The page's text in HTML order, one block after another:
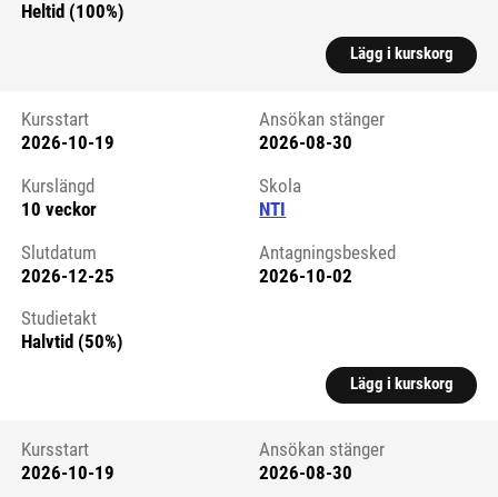
Heltid (100%)
Lägg i kurskorg
Kursstart 6281794
Kursstart
2026-10-19
Ansökan stänger
2026-08-30
Kurslängd
10 veckor
Skola
NTI
Slutdatum
2026-12-25
Antagningsbesked
2026-10-02
Studietakt
Halvtid (50%)
Lägg i kurskorg
Kursstart 6281793
Kursstart
2026-10-19
Ansökan stänger
2026-08-30